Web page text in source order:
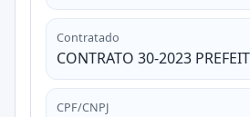
Contratado
CONTRATO 30-2023
CPF/CNPJ